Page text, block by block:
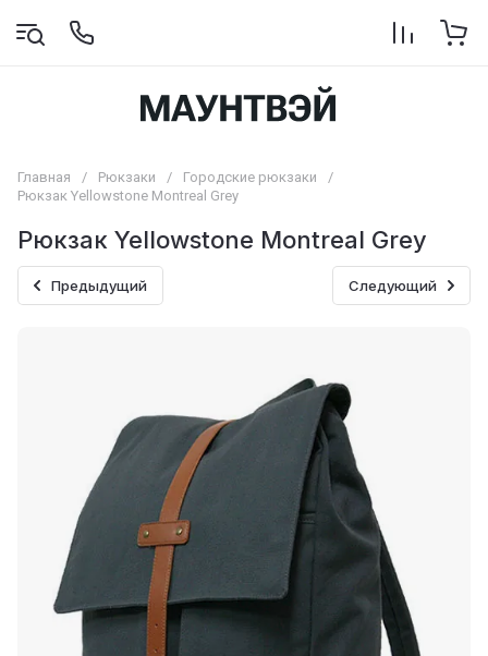
Главная / Рюкзаки / Городские рюкзаки
/
Рюкзак Yellowstone Montreal Grey
Рюкзак Yellowstone Montreal Grey
Предыдущий Следующий